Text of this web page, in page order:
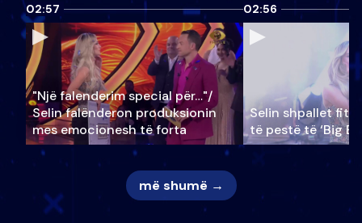
02:57
"Një falenderim special për…"/
Selin falënderon produksionin
mes emocionesh të forta
02:56
Selin shpallet
të pestë të ‘Big
më shumë →